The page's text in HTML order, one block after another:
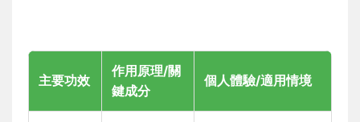
主要功效
作用原理/關
鍵成分
個人體驗/適用情境